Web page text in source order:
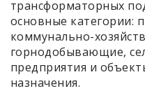
трансформаторных
основные категории:
коммунально-
горнодобывающие,
предприятия и
назначения.